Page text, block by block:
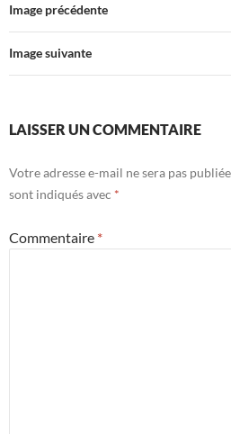
Image précédente
Image suivante
LAISSER UN COMMENTAIRE
Votre adresse e-mail ne sera pas
sont indiqués avec *
Commentaire *